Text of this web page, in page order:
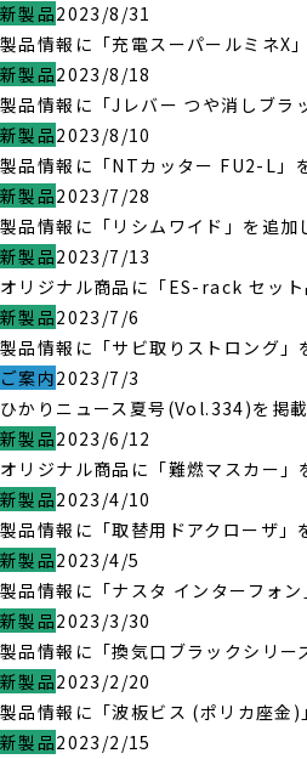
新製品2023/8/31
製品情報に「充電スーパールミネX
新製品2023/8/18
製品情報に「Jレバー つや消しブラ
新製品2023/8/10
製品情報に「NTカッター FU2-L」
新製品2023/7/28
製品情報に「リシムワイド」を追加
新製品2023/7/13
オリジナル商品に「ES-rack セット
新製品2023/7/6
製品情報に「サビ取りストロング」
ご案内2023/7/3
ひかりニュース夏号(Vol.334)を掲載
新製品2023/6/12
オリジナル商品に「難燃マスカー」
新製品2023/4/10
製品情報に「取替用ドアクローザ」
新製品2023/4/5
製品情報に「ナスタ インターフォン
新製品2023/3/30
製品情報に「換気口ブラックシリー
新製品2023/2/20
製品情報に「波板ビス (ポリカ座金)
新製品2023/2/15